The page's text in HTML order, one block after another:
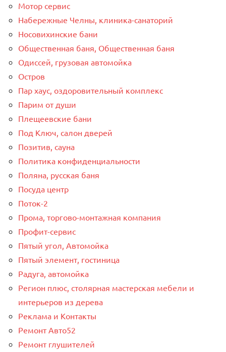
Мотор сервис
Набережные Челны, клиника-санаторий
Носовихинские бани
Общественная баня, Общественная баня
Одиссей, грузовая автомойка
Остров
Пар хаус, оздоровительный комплекс
Парим от души
Плещеевские бани
Под Ключ, салон дверей
Позитив, сауна
Политика конфиденциальности
Поляна, русская баня
Посуда центр
Поток-2
Прома, торгово-монтажная компания
Профит-сервис
Пятый угол, Автомойка
Пятый элемент, гостиница
Радуга, автомойка
Регион плюс, столярная мастерская мебели и
интерьеров из дерева
Реклама и Контакты
Ремонт Авто52
Ремонт глушителей